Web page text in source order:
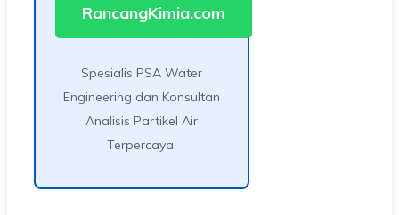
RancangKimia.com
Spesialis PSA Water
Engineering dan Konsultan
Analisis Partikel Air
Terpercaya.